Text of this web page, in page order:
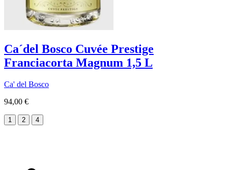
Ca´del Bosco Cuvée Prestige
Franciacorta Magnum 1,5 L
Ca' del Bosco
94,00 €
1 2 4